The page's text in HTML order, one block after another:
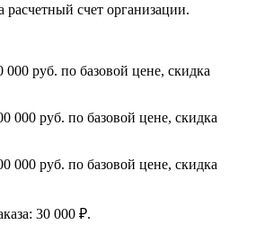
расчетный счет организации.
000 руб. по базовой цене, скидка
000 руб. по базовой цене, скидка
000 руб. по базовой цене, скидка
30 000 ₽.